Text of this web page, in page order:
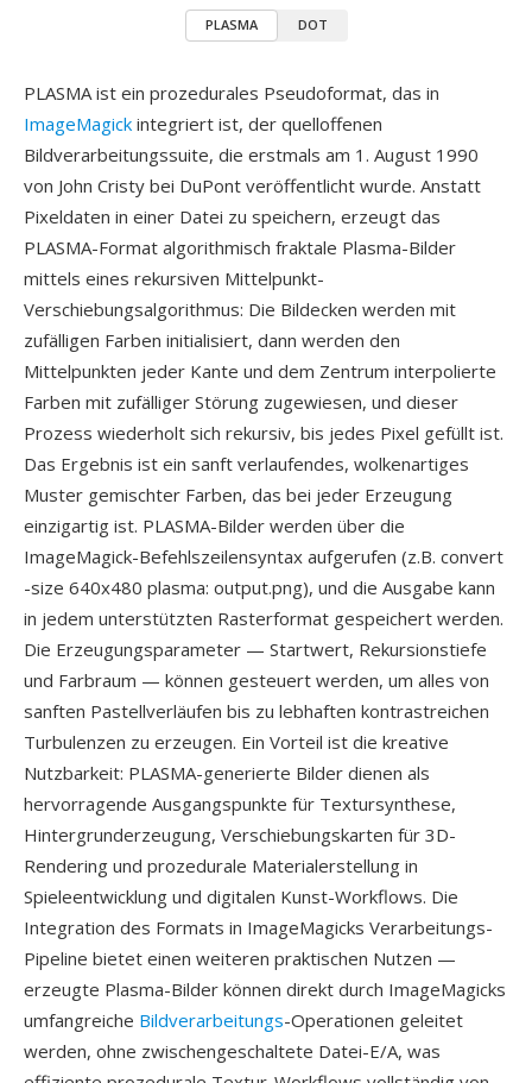
PLASMA DOT
PLASMA ist ein prozedurales Pseudoformat, das in
ImageMagick integriert ist, der quelloffenen
Bildverarbeitungssuite, die erstmals am 1. August 1990
von John Cristy bei DuPont veröffentlicht wurde. Anstatt
Pixeldaten in einer Datei zu speichern, erzeugt das
PLASMA-Format algorithmisch fraktale Plasma-Bilder
mittels eines rekursiven Mittelpunkt-
Verschiebungsalgorithmus: Die Bildecken werden mit
zufälligen Farben initialisiert, dann werden den
Mittelpunkten jeder Kante und dem Zentrum interpolierte
Farben mit zufälliger Störung zugewiesen, und dieser
Prozess wiederholt sich rekursiv, bis jedes Pixel gefüllt ist.
Das Ergebnis ist ein sanft verlaufendes, wolkenartiges
Muster gemischter Farben, das bei jeder Erzeugung
einzigartig ist. PLASMA-Bilder werden über die
ImageMagick-Befehlszeilensyntax aufgerufen (z.B. convert
-size 640x480 plasma: output.png), und die Ausgabe kann
in jedem unterstützten Rasterformat gespeichert werden.
Die Erzeugungsparameter — Startwert, Rekursionstiefe
und Farbraum — können gesteuert werden, um alles von
sanften Pastellverläufen bis zu lebhaften kontrastreichen
Turbulenzen zu erzeugen. Ein Vorteil ist die kreative
Nutzbarkeit: PLASMA-generierte Bilder dienen als
hervorragende Ausgangspunkte für Textursynthese,
Hintergrunderzeugung, Verschiebungskarten für 3D-
Rendering und prozedurale Materialerstellung in
Spieleentwicklung und digitalen Kunst-Workflows. Die
Integration des Formats in ImageMagicks Verarbeitungs-
Pipeline bietet einen weiteren praktischen Nutzen —
erzeugte Plasma-Bilder können direkt durch ImageMagicks
umfangreiche Bildverarbeitungs-Operationen geleitet
werden, ohne zwischengeschaltete Datei-E/A, was